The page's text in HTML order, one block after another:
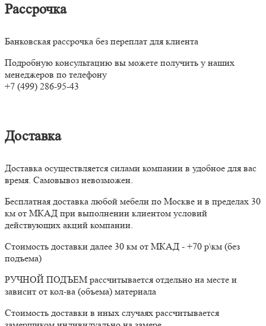
Рассрочка
Банковская рассрочка без переплат для клиента
Подробную консультацию вы можете получить у наших
менеджеров по телефону
+7 (499) 286-95-43
Доставка
Доставка осуществляется силами компании в удобное для вас
время. Самовывоз невозможен.
Бесплатная доставка любой мебели по Москве и в пределах 30
км от МКАД при выполнении клиентом условий
действующих акций компании.
Стоимость доставки далее 30 км от МКАД - +70 р\км (без
подъема)
РУЧНОЙ ПОДЪЕМ рассчитывается отдельно на месте и
зависит от кол-ва (объема) материала
Стоимость доставки в иных случаях рассчитывается